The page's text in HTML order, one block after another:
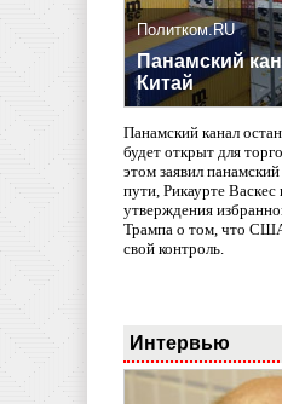
Политком.RU
Панамский
Китай
Панамский канал
будет открыт для
этом заявил
пути, Рикаурте
утверждения
Трампа о том, что
свой контроль.
Интервью